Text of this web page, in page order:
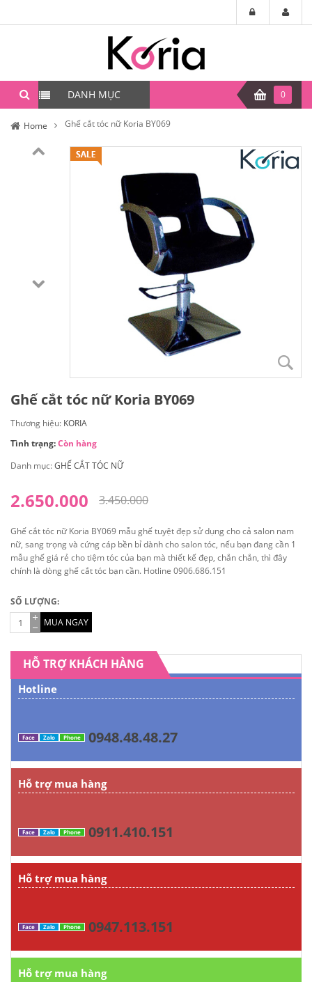
DANH MỤC 0
Home Ghế cắt tóc nữ Koria BY069
Ghế cắt tóc nữ Koria BY069
Thương hiệu: KORIA
Tình trạng:Còn hàng
Danh mục:GHẾ CẮT TÓC NỮ
3.450.000
2.650.000
Ghế cắt tóc nữ Koria BY069 mẫu ghế tuyệt đẹp sử dụng cho cả salon nam
nữ, sang trọng và cứng cáp bền bỉ dành cho salon tóc, nếu bạn đang cần 1
mẫu ghế giá rẻ cho tiệm tóc của bạn mà thiết kế đẹp, chắn chắn, thì đây
chính là dòng ghế cắt tóc bạn cần. Hotline 0906.686.151
SỐ LƯỢNG:
MUA NGAY
HỖ TRỢ KHÁCH HÀNG
Hotline
Face Zalo Phone 0948.48.48.27
Hỗ trợ mua hàng
Face Zalo Phone 0911.410.151
Hỗ trợ mua hàng
Face Zalo Phone 0947.113.151
Hỗ trợ mua hàng